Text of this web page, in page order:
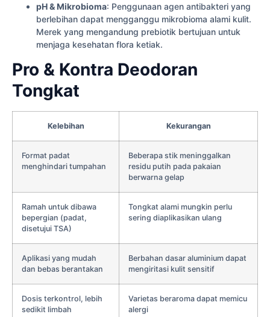
pH & Mikrobioma: Penggunaan agen antibakteri yang
berlebihan dapat mengganggu mikrobioma alami kulit.
Merek yang mengandung prebiotik bertujuan untuk
menjaga kesehatan flora ketiak.
Pro & Kontra Deodoran
Tongkat
Kelebihan Kekurangan
Format padat
menghindari tumpahan
Beberapa stik meninggalkan
residu putih pada pakaian
berwarna gelap
Ramah untuk dibawa
bepergian (padat,
disetujui TSA)
Tongkat alami mungkin perlu
sering diaplikasikan ulang
Aplikasi yang mudah
dan bebas berantakan
Berbahan dasar aluminium dapat
mengiritasi kulit sensitif
Dosis terkontrol, lebih
sedikit limbah
Varietas beraroma dapat memicu
alergi